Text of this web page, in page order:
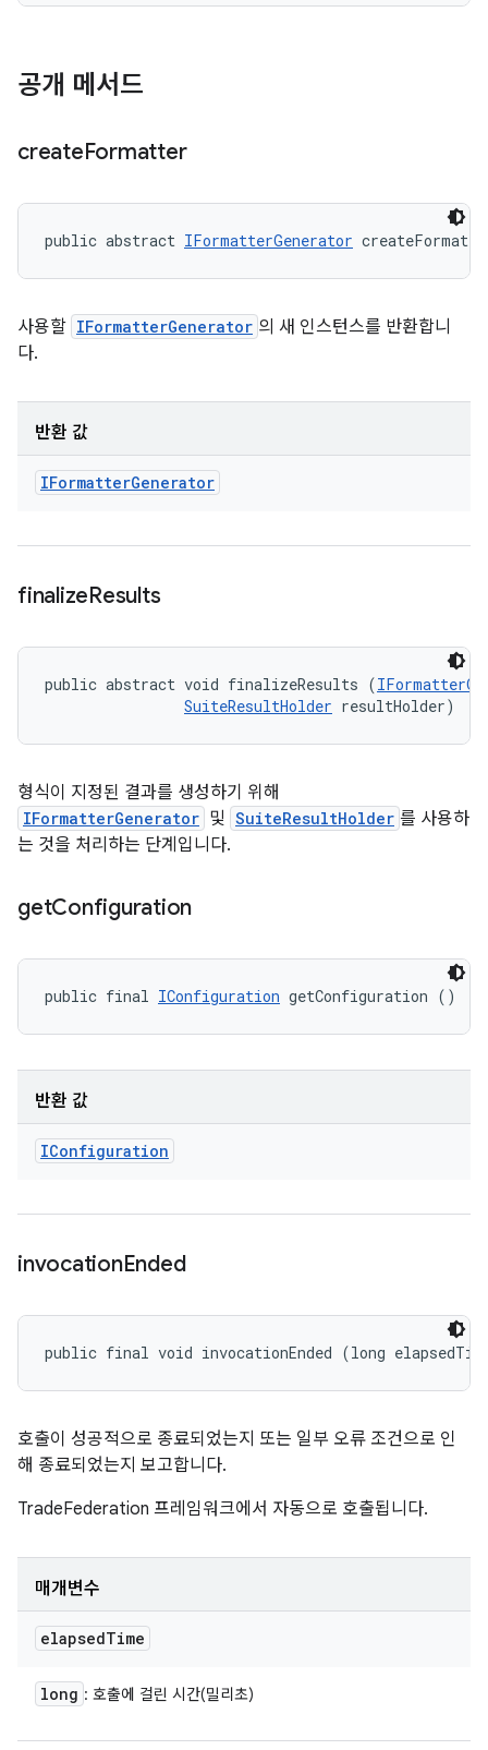
공개 메서드
createFormatter
public abstract IFormatterGenerator
사용할 IFormatterGenerator 의 새 인스턴스를 반환합니
다.
반환 값
IFormatterGenerator
finalizeResults
public abstract void finalizeResults (
SuiteResultHolder resultHolder)
형식이 지정된 결과를 생성하기 위해
IFormatterGenerator 및 SuiteResultHolder 를 사용하
는 것을 처리하는 단계입니다.
getConfiguration
public final IConfiguration getConfiguration ()
반환 값
IConfiguration
invocationEnded
public final void invocationEnded (long
호출이 성공적으로 종료되었는지 또는 일부 오류 조건으로 인
해 종료되었는지 보고합니다.
TradeFederation 프레임워크에서 자동으로 호출됩니다.
매개변수
elapsedTime
long : 호출에 걸린 시간(밀리초)